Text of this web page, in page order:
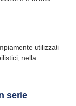
utilizzati
nella
serie